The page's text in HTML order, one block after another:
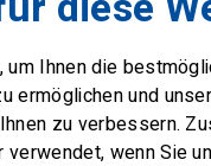
sailing-
um Ihnen die
ermöglichen und
zu verbessern.
verwendet, wenn Sie